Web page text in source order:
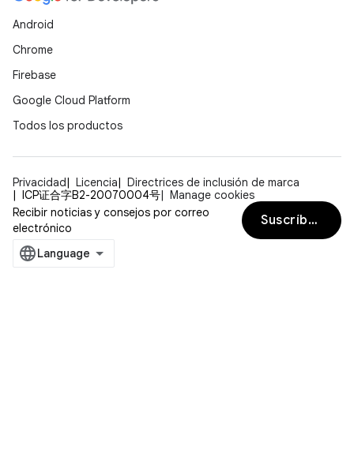
Android
Chrome
Firebase
Google Cloud Platform
Todos los productos
Privacidad Licencia
Directrices de inclusión de marca
ICP证合字B2-20070004号
Manage cookies
Recibir noticias y consejos por correo
electrónico
Suscríbete